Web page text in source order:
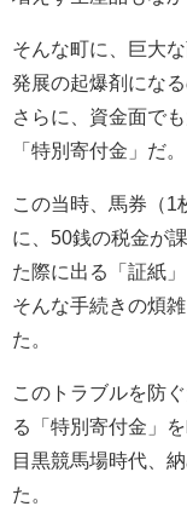
そんな町に、巨大
発展の起爆剤にな
さらに、資金面で
「特別寄付金」だ。
この当時、馬券（1
に、50銭の税金が
た際に出る「証紙
そんな手続きの煩
た。
このトラブルを防
る「特別寄付金」
目黒競馬場時代、
た。